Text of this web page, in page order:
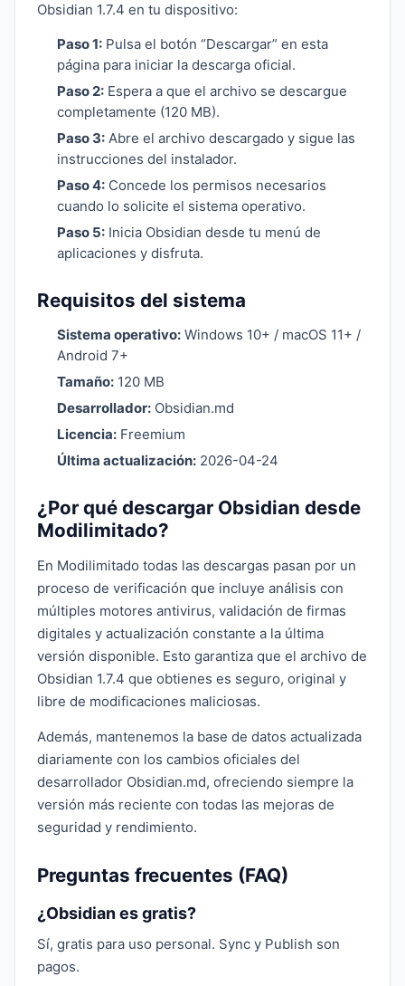
Obsidian 1.7.4 en tu dispositivo:
Paso 1: Pulsa el botón “Descargar” en esta
página para iniciar la descarga oficial.
Paso 2: Espera a que el archivo se descargue
completamente (120 MB).
Paso 3: Abre el archivo descargado y sigue las
instrucciones del instalador.
Paso 4: Concede los permisos necesarios
cuando lo solicite el sistema operativo.
Paso 5: Inicia Obsidian desde tu menú de
aplicaciones y disfruta.
Requisitos del sistema
Sistema operativo: Windows 10+ / macOS 11+ /
Android 7+
Tamaño: 120 MB
Desarrollador: Obsidian.md
Licencia: Freemium
Última actualización: 2026-04-24
¿Por qué descargar Obsidian desde
Modilimitado?
En Modilimitado todas las descargas pasan por un
proceso de verificación que incluye análisis con
múltiples motores antivirus, validación de firmas
digitales y actualización constante a la última
versión disponible. Esto garantiza que el archivo de
Obsidian 1.7.4 que obtienes es seguro, original y
libre de modificaciones maliciosas.
Además, mantenemos la base de datos actualizada
diariamente con los cambios oficiales del
desarrollador Obsidian.md, ofreciendo siempre la
versión más reciente con todas las mejoras de
seguridad y rendimiento.
Preguntas frecuentes (FAQ)
¿Obsidian es gratis?
Sí, gratis para uso personal. Sync y Publish son
pagos.